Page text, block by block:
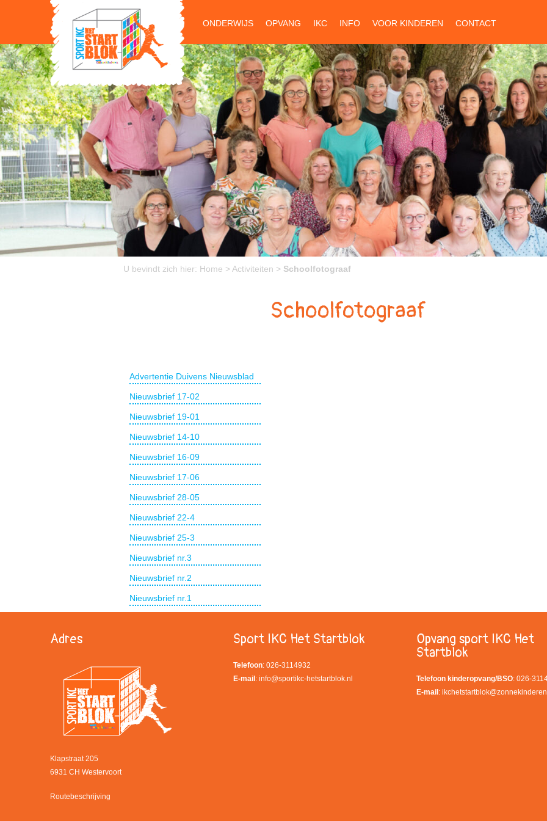
ONDERWIJS OPVANG IKC INFO VOOR KINDEREN CONTACT
U bevindt zich hier: Home > Activiteiten > Schoolfotograaf
Schoolfotograaf
Advertentie Duivens Nieuwsblad
Nieuwsbrief 17-02
Nieuwsbrief 19-01
Nieuwsbrief 14-10
Nieuwsbrief 16-09
Nieuwsbrief 17-06
Nieuwsbrief 28-05
Nieuwsbrief 22-4
Nieuwsbrief 25-3
Nieuwsbrief nr.3
Nieuwsbrief nr.2
Nieuwsbrief nr.1
Adres
Klapstraat 205
6931 CH Westervoort
Routebeschrijving
Sport IKC Het Startblok
Telefoon: 026-3114932
E-mail : info@sportikc-hetstartblok.nl
Opvang sport IKC Het
Startblok
Telefoon kinderopvang/BSO: 026-
E-mail :